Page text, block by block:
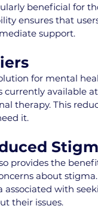
beneficial for
ensures that
support.
for mental
currently available
therapy. This
it.
provides the
about
associated with
their issues.